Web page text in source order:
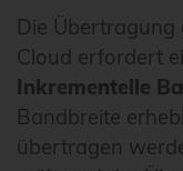
Die
Cloud erfordert
Inkrementelle
Bandbreite
übertragen